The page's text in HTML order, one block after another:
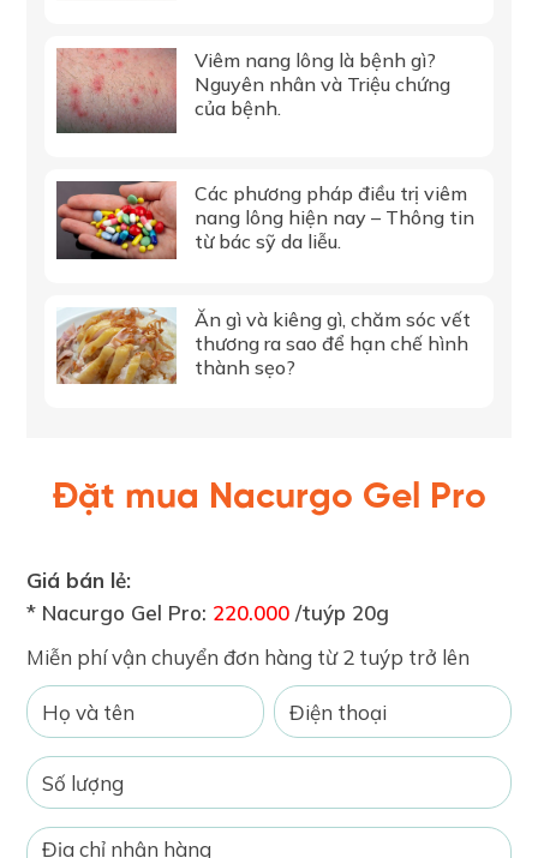
Viêm nang lông là bệnh gì?
Nguyên nhân và Triệu chứng
của bệnh.
Các phương pháp điều trị viêm
nang lông hiện nay – Thông tin
từ bác sỹ da liễu.
Ăn gì và kiêng gì, chăm sóc vết
thương ra sao để hạn chế hình
thành sẹo?
Đặt mua Nacurgo Gel Pro
Giá bán lẻ:
* Nacurgo Gel Pro: 220.000 /tuýp 20g
Miễn phí vận chuyển đơn hàng từ 2 tuýp trở lên